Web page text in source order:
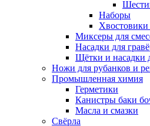
Наборы
Миксеры для
Насадки для
Щётки и насадки
Ножи для рубанков и
Промышленная химия
Герметики
Канистры баки
Масла и смазки
Свёрла